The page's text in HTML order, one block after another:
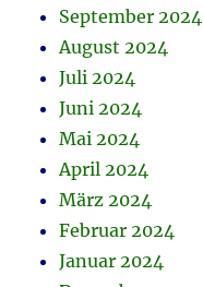
September 2024
August 2024
Juli 2024
Juni 2024
Mai 2024
April 2024
März 2024
Februar 2024
Januar 2024